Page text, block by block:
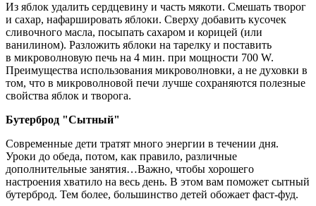
Из яблок удалить сердцевину и часть мякоти. Смешать творог
и сахар, нафаршировать яблоки. Сверху добавить кусочек
сливочного масла, посыпать сахаром и корицей (или
ванилином). Разложить яблоки на тарелку и поставить
в микроволновую печь на 4 мин. при мощности 700 W.
Преимущества использования микроволновки, а не духовки в
том, что в микроволновой печи лучше сохраняются полезные
свойства яблок и творога.
Бутерброд "Сытный"
Современные дети тратят много энергии в течении дня.
Уроки до обеда, потом, как правило, различные
дополнительные занятия…Важно, чтобы хорошего
настроения хватило на весь день. В этом вам поможет сытный
бутерброд. Тем более, большинство детей обожает фаст-фуд.